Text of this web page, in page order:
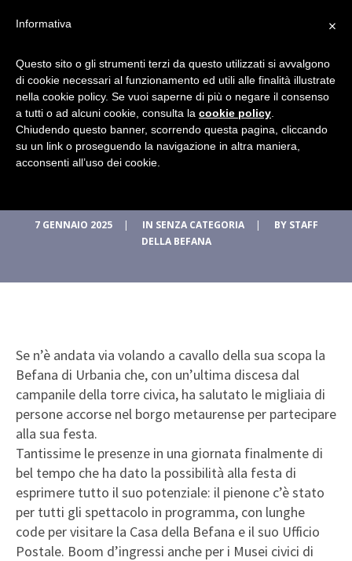
La Befana di Urbania
saluta tutti e da
appuntamento al 2026
7 GENNAIO 2025 | IN SENZA CATEGORIA | BY STAFF
DELLA BEFANA
Se n’è andata via volando a cavallo della sua scopa la
Befana di Urbania che, con un’ultima discesa dal
campanile della torre civica, ha salutato le migliaia di
persone accorse nel borgo metaurense per partecipare
alla sua festa.
Tantissime le presenze in una giornata finalmente di
bel tempo che ha dato la possibilità alla festa di
esprimere tutto il suo potenziale: il pienone c’è stato
per tutti gli spettacolo in programma, con lunghe
code per visitare la Casa della Befana e il suo Ufficio
Postale. Boom d’ingressi anche per i Musei civici di
×
Informativa
Questo sito o gli strumenti terzi da questo utilizzati si avvalgono
di cookie necessari al funzionamento ed utili alle finalità illustrate
nella cookie policy. Se vuoi saperne di più o negare il consenso
a tutti o ad alcuni cookie, consulta la cookie policy
Chiudendo questo banner, scorrendo questa pagina, cliccando
su un link o proseguendo la navigazione in altra maniera,
acconsenti all’uso dei cookie.